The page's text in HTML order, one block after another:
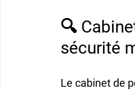
🔍
sécurité
Le cabinet de